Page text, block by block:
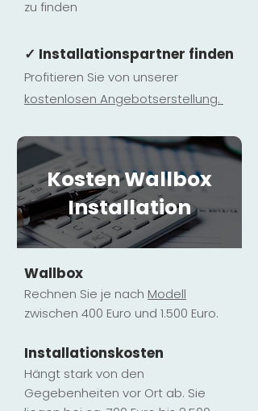
zu finden
✓ Installationspartner finden
Profitieren Sie von unserer
kostenlosen Angebotserstellung.
Kosten Wallbox
Installation
Wallbox
Rechnen Sie je nach Modell
zwischen 400 Euro und 1.500 Euro.
Installationskosten
Hängt stark von den
Gegebenheiten vor Ort ab. Sie